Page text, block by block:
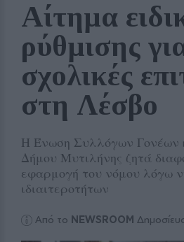
Αίτημα
ρύθμισης
σχολικές
στη Λέσβο
Η Ένωση Συλλόγων Γονέων
Δήμου Μυτιλήνης ζητά
εφαρμογή του νόμου λόγω
ιδιαιτεροτήτων
Από το NEWSROOM